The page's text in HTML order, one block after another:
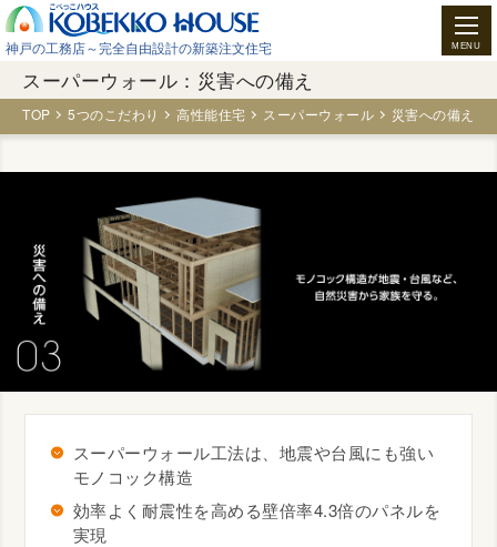
神戸の工務店～完全自由設計の新築注文住宅
スーパーウォール：災害への備え
TOP 5つのこだわり 高性能住宅 スーパーウォール 災害への備え
スーパーウォール工法は、地震や台風にも強い
モノコック構造
効率よく耐震性を高める壁倍率4.3倍のパネルを
実現